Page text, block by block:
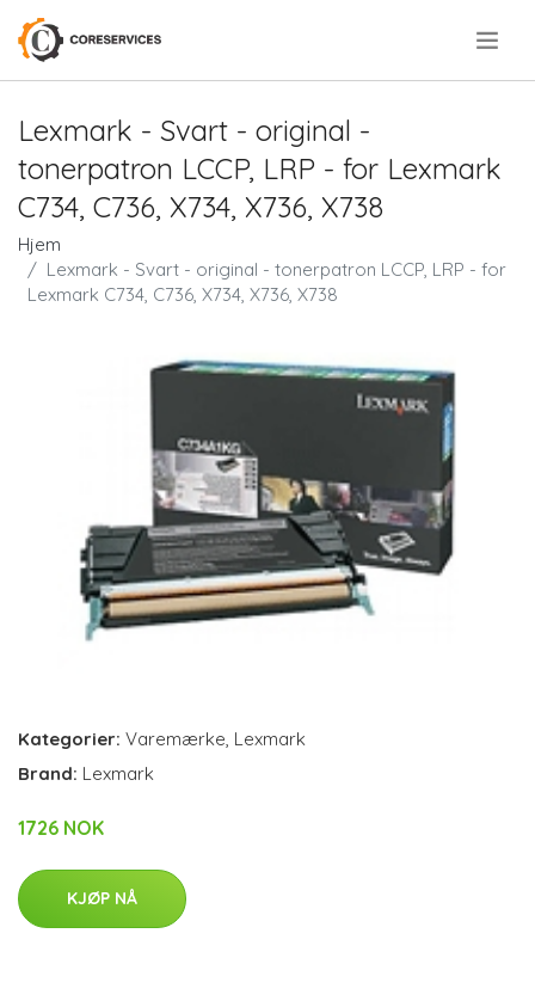
Lexmark - Svart - original -
tonerpatron LCCP, LRP - for Lexmark
C734, C736, X734, X736, X738
Hjem
Lexmark - Svart - original - tonerpatron LCCP, LRP - for
Lexmark C734, C736, X734, X736, X738
Kategorier: Varemærke Lexmark
Brand: Lexmark
1726 NOK
KJØP NÅ